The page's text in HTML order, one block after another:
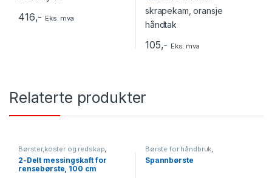
416,- Eks. mva
105,- Eks. mva
Relaterte produkter
Børster,koster og redskap
Slange-/flaskebørster
2-Delt messingskaft for
rensebørste, 100 cm
Børste for håndbruk
Børster,koster og redskap
Spannbørste